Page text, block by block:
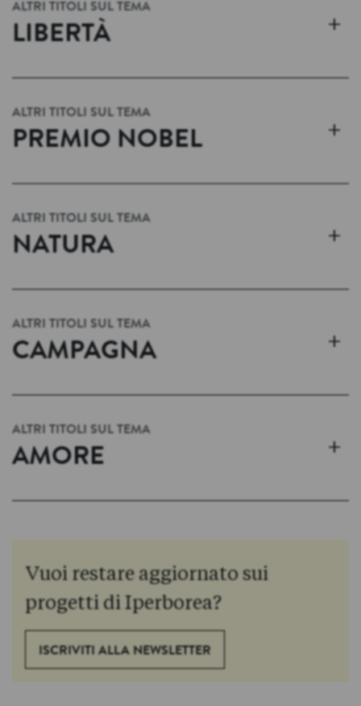
ALTRI TITOLI SUL TEMA
LIBERTÀ +
ALTRI TITOLI SUL TEMA
PREMIO NOBEL +
ALTRI TITOLI SUL TEMA
NATURA +
ALTRI TITOLI SUL TEMA
CAMPAGNA +
ALTRI TITOLI SUL TEMA
AMORE +
Vuoi restare aggiornato sui
progetti di Iperborea?
ISCRIVITI ALLA NEWSLETTER